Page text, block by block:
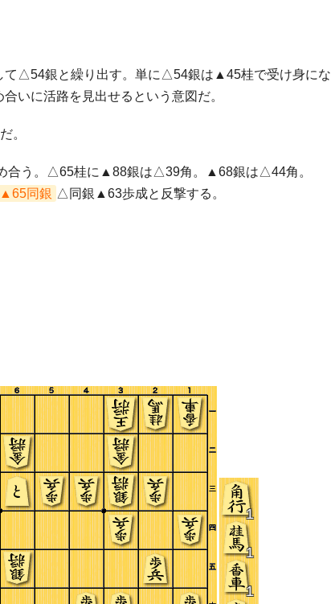
て△54銀と繰り出す。単に△54銀は▲45桂で受け身にな
いに活路を見出せるという意図だ。
だ。
う。△65桂に▲88銀は△39角。▲68銀は△44角。
▲65同銀 △同銀▲63歩成と反撃する。